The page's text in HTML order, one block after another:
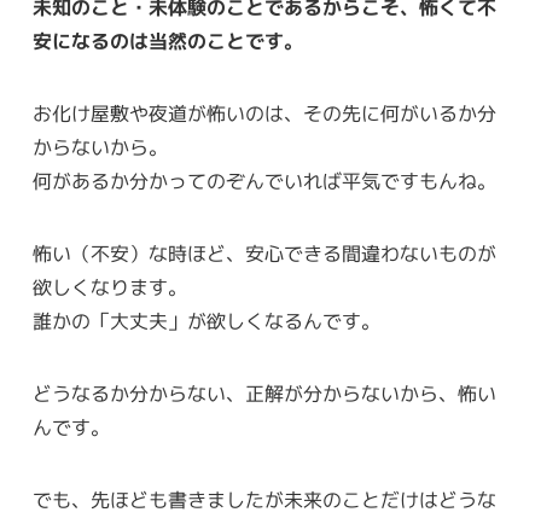
未知のこと・未体験のことであるからこそ、怖くて不
安になるのは当然のことです。
お化け屋敷や夜道が怖いのは、その先に何がいるか分
からないから。
何があるか分かってのぞんでいれば平気ですもんね。
怖い（不安）な時ほど、安心できる間違わないものが
欲しくなります。
誰かの「大丈夫」が欲しくなるんです。
どうなるか分からない、正解が分からないから、怖い
んです。
でも、先ほども書きましたが未来のことだけはどうな